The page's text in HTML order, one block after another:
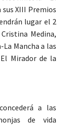
XIII Premios
lugar el 2
Medina,
Mancha a las
Mirador de la
a las
de vida